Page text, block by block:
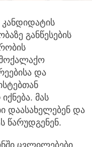
განწესების
და
მას
დაასახელებენ და
წარუდგენენ.
ცვლილებები